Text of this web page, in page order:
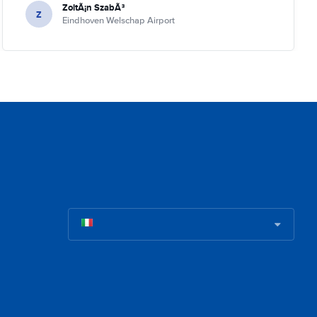
Z ZoltÃ¡n SzabÃ³
Eindhoven Welschap Airport